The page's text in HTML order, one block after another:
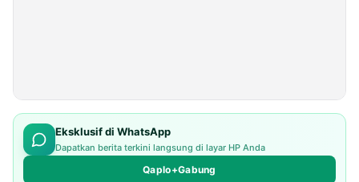
Eksklusif di WhatsApp
Dapatkan berita terkini langsung di layar HP Anda
Qaplo+Gabung